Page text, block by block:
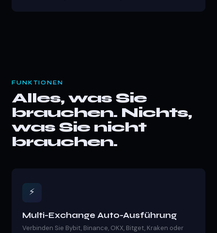
FUNKTIONEN
Alles, was Sie
brauchen. Nichts,
was Sie nicht
brauchen.
⚡
Multi-Exchange Auto-Ausführung
Verbinden Sie Bybit, Binance, OKX, Bitget, Kraken oder